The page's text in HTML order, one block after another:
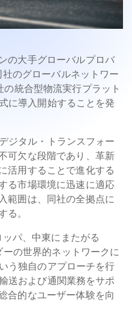
の大手グローバルプロバ
のグローバルネットワー
統合型物流実行プラット
に導入開始することを発
ジタル・トランスフォー
可欠な段階であり、革新
活用することで進化する
る市場環境に迅速に適応
範囲は、同社の全拠点に
る。
パ、中東にまたがる
の世界的ネットワークに
う独自のアプローチを行
送および通関業務をサポ
合的なユーザー体験を向